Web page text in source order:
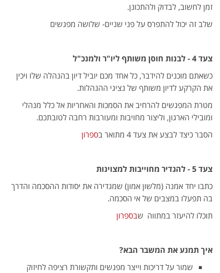
זמן לחשוב, לבדוק ולהתכונן.
שלב זה יכול להתפרס על פני שניים- שלושה מפגשים
צעד 4 - לבנות חוסן משותף ליו"ר ולמנכ"ל
כשאתם מוכנים להידבר, כל אחד מכם יוביל דיון בהנהלה שלו ויכין
את הקרקע לדיון משותף של נציגי ההנהלות.
מטרת המפגשים להרחיב את הסמכות והאחריות אל כלל מנהלי
ומובילי הארגון, וליצור מחויבות ומעורבות רחבה לטובתכם.
הסבר כיצד לבצע את צעד 4 מתואר ב
ספרון
צעד 5 - להגדיר מחוייבות למצוינות
כתבו יחד אמנה (מלשון אמון) שמגדירה את יסודות ההסכמה והדרך
בה תפעלו במצבים של אי הסכמה.
תוכלו להיעזר במתווה שבספרון
איך תמנע את המשבר הבא?
שמור על דריכות וייצר מפגשים ותקשורת רציפה לחיזוק